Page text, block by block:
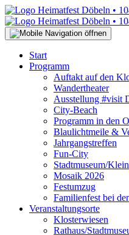
Start
Programm
Auftakt auf den
Wandertheater
Ausstellung #visit
City-Beach
Programm in den
Blaulichtmeile &
Jahrgangstreffen
Fun-City
Stadtmuseum/
Mosaik 2026
Festumzug
Familienfest bei
Veranstaltungsorte
Klosterwiesen
Rathaus/